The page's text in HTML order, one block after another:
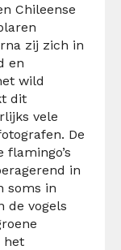
Chileense
zij zich in
en
wild
dit
vele
De
flamingo’s
in
soms in
de vogels
het